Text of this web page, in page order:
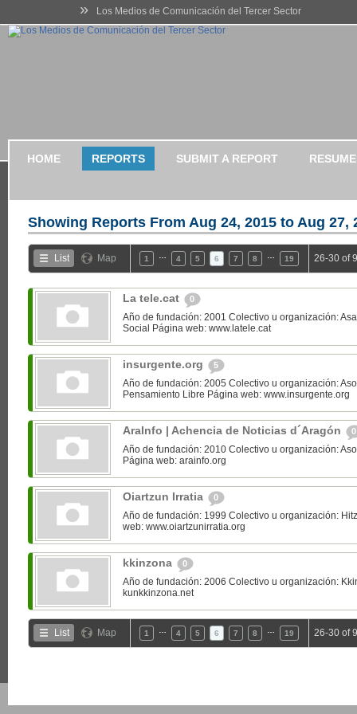
» Los Medios de Comunicación del Tercer Sector
HOME REPORTS SUBMIT A REPORT
Showing Reports From Aug 24, 2015 to Aug 27,
List Map 1 4 5 6 7 8 19 26-30 of
La tele.cat 0
Año de fundación: 2001 Colectivo u organización:
Social Página web: www.latele.cat
insurgente.org 5
Año de fundación: 2005 Colectivo u organización:
Pensamiento Libre Página web: www.insurgente.org
AraInfo | Achencia de Noticias d´Aragón 0
Año de fundación: 2010 Colectivo u organización:
Página web: arainfo.org
Oiartzun Irratia 0
Año de fundación: 1999 Colectivo u organización:
web: www.oiartzunirratia.org
kkinzona 0
Año de fundación: 2006 Colectivo u organización:
kunkkinzona.net
List Map 1 4 5 6 7 8 19 26-30 of